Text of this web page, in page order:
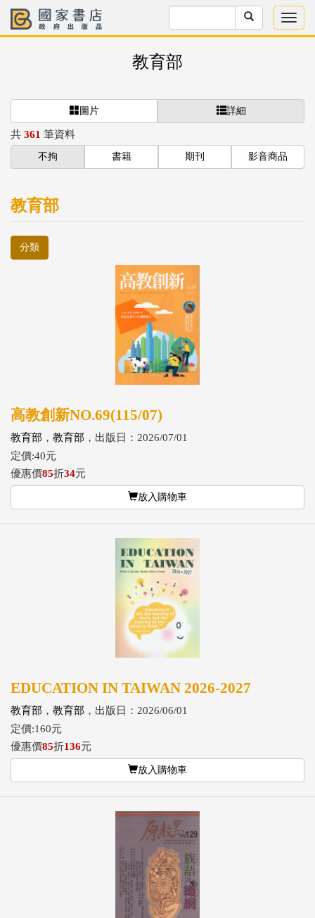
教育部
圖片 詳細
共 361 筆資料
不拘 書籍 期刊 影音商品
教育部
分類
高教創新NO.69(115/07)
教育部 ， 教育部 ，出版日：2026/07/01
定價:40元
優惠價85折34元
放入購物車
EDUCATION IN TAIWAN 2026-2027
教育部 ， 教育部 ，出版日：2026/06/01
定價:160元
優惠價85折136元
放入購物車